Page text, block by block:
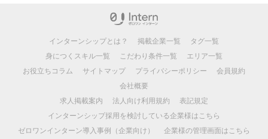
インターンシップとは？ 掲載企業一覧
タグ一覧
身につくスキル一覧
こだわり条件一覧
エリア一覧
お役立ちコラム
サイトマップ プライバシーポリシー
会員規約
会社概要
求人掲載案内
法人向け利用規約
表記規定
インターンシップ採用を検討している企業様はこちら
ゼロワンインターン導入事例（企業向け）
企業様の管理画面はこちら